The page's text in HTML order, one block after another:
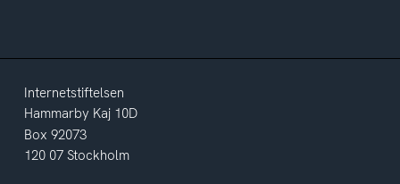
Internetstiftelsen
Hammarby Kaj 10D
Box 92073
120 07 Stockholm